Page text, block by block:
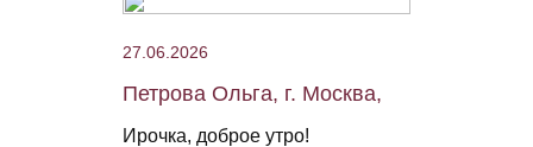
27.06.2026
Петрова Ольга, г. Москва,
Ирочка, доброе утро!